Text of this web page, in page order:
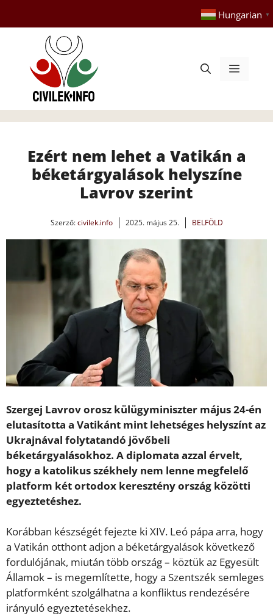
tartalomba
Hungarian ▼
Menü
Ezért nem lehet a Vatikán a
béketárgyalások helyszíne
Lavrov szerint
Szerző:civilek.info 2025. május 25. BELFÖLD
Szergej Lavrov orosz külügyminiszter május 24-én
elutasította a Vatikánt mint lehetséges helyszínt az
Ukrajnával folytatandó jövőbeli
béketárgyalásokhoz. A diplomata azzal érvelt,
hogy a katolikus székhely nem lenne megfelelő
platform két ortodox keresztény ország közötti
egyeztetéshez.
Korábban készségét fejezte ki XIV. Leó pápa arra, hogy
a Vatikán otthont adjon a béketárgyalások következő
fordulójának, miután több ország – köztük az Egyesült
Államok – is megemlítette, hogy a Szentszék semleges
platformként szolgálhatna a konfliktus rendezésére
irányuló egyeztetésekhez.